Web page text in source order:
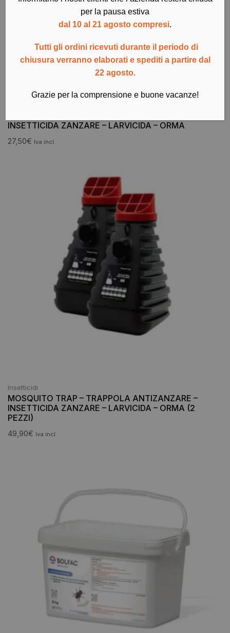
INSETTICIDA ZANZARE – LARVICIDA – ORMA
27,50€ Iva incl.
Insetticidi
MOSQUITO TRAP – TRAPPOLA ANTIZANZARE –
INSETTICIDA ZANZARE – LARVICIDA – ORMA (2
PEZZI)
49,90€ Iva incl.
per la pausa estiva
dal 10 al 21 agosto compresi.
Tutti gli ordini ricevuti durante il periodo di
chiusura verranno elaborati e spediti a partire dal
22 agosto.
Grazie per la comprensione e buone vacanze!